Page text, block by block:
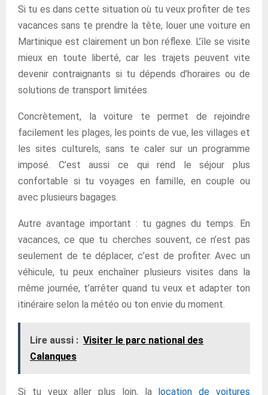
Si tu es dans cette situation où tu veux profiter de tes
vacances sans te prendre la tête, louer une voiture en
Martinique est clairement un bon réflexe. L’île se visite
mieux en toute liberté, car les trajets peuvent vite
devenir contraignants si tu dépends d’horaires ou de
solutions de transport limitées.
Concrètement, la voiture te permet de rejoindre
facilement les plages, les points de vue, les villages et
les sites culturels, sans te caler sur un programme
imposé. C’est aussi ce qui rend le séjour plus
confortable si tu voyages en famille, en couple ou
avec plusieurs bagages.
Autre avantage important : tu gagnes du temps. En
vacances, ce que tu cherches souvent, ce n’est pas
seulement de te déplacer, c’est de profiter. Avec un
véhicule, tu peux enchaîner plusieurs visites dans la
même journée, t’arrêter quand tu veux et adapter ton
itinéraire selon la météo ou ton envie du moment.
Lire aussi : Visiter le parc national des
Calanques
Si tu veux aller plus loin, la location de voitures